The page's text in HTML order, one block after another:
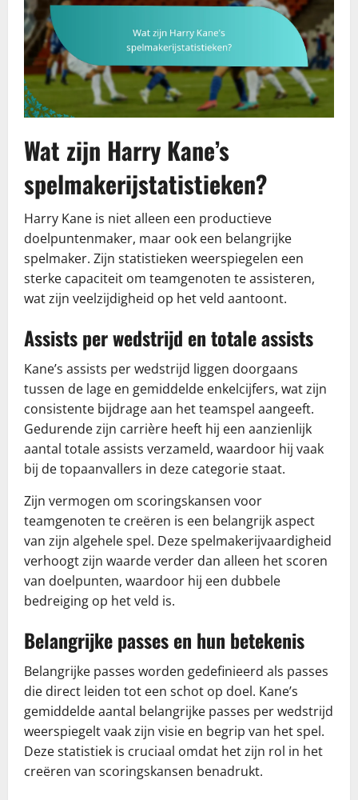
Wat zijn Harry Kane’s
spelmakerijstatistieken?
Harry Kane is niet alleen een productieve
doelpuntenmaker, maar ook een belangrijke
spelmaker. Zijn statistieken weerspiegelen een
sterke capaciteit om teamgenoten te assisteren,
wat zijn veelzijdigheid op het veld aantoont.
Assists per wedstrijd en totale assists
Kane’s assists per wedstrijd liggen doorgaans
tussen de lage en gemiddelde enkelcijfers, wat zijn
consistente bijdrage aan het teamspel aangeeft.
Gedurende zijn carrière heeft hij een aanzienlijk
aantal totale assists verzameld, waardoor hij vaak
bij de topaanvallers in deze categorie staat.
Zijn vermogen om scoringskansen voor
teamgenoten te creëren is een belangrijk aspect
van zijn algehele spel. Deze spelmakerijvaardigheid
verhoogt zijn waarde verder dan alleen het scoren
van doelpunten, waardoor hij een dubbele
bedreiging op het veld is.
Belangrijke passes en hun betekenis
Belangrijke passes worden gedefinieerd als passes
die direct leiden tot een schot op doel. Kane’s
gemiddelde aantal belangrijke passes per wedstrijd
weerspiegelt vaak zijn visie en begrip van het spel.
Deze statistiek is cruciaal omdat het zijn rol in het
creëren van scoringskansen benadrukt.